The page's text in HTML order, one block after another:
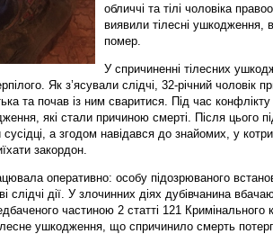
обличчі та тілі чоловіка
виявили тілесні ушкодження,
помер.
У спричиненні тілесних
Як з’ясували слідчі, 32-річний чоловік
та почав із ним сваритися. Під час конфлікту
які стали причиною смерті. Після цього
а згодом навідався до знайомих, у
закордон.
оперативно: особу підозрюваного
слідчі дії. У злочинних діях дубівчанина
частиною 2 статті 121 Кримінального
ушкодження, що спричинило смерть